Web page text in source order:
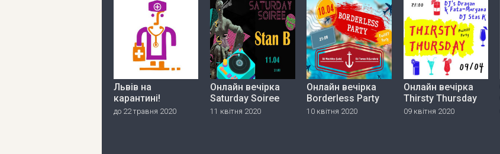
Львів на
карантині!
до 22 травня 2020
Онлайн вечірка
Saturday Soiree
11 квітня 2020
Онлайн вечірка
Borderless Party
10 квітня 2020
Онлайн вечірка
Thirsty Thursday
09 квітня 2020